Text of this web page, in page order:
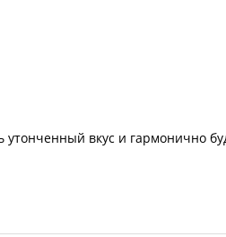
вкус и гармонично